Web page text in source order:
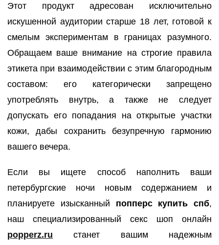
Этот продукт адресован исключительно
искушенной аудитории старше 18 лет, готовой к
смелым экспериментам в границах разумного.
Обращаем ваше внимание на строгие правила
этикета при взаимодействии с этим благородным
составом: его категорически запрещено
употреблять внутрь, а также не следует
допускать его попадания на открытые участки
кожи, дабы сохранить безупречную гармонию
вашего вечера.
Если вы ищете способ наполнить ваши
петербургские ночи новым содержанием и
планируете изысканный попперс купить спб,
наш специализированный секс шоп онлайн
popperz.ru станет вашим надежным